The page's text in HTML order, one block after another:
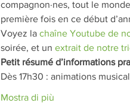
compagnon·nes, tout le
première fois en ce début
Voyez la chaîne Youtube de
soirée, et un extrait de notre
Petit résumé d’informations
Dès 17h30 : animations
Mostra di più